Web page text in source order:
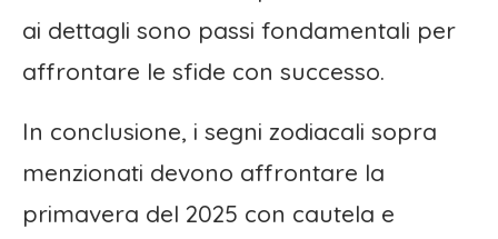
ai dettagli sono passi fondamentali per
affrontare le sfide con successo.
In conclusione, i segni zodiacali sopra
menzionati devono affrontare la
primavera del 2025 con cautela e